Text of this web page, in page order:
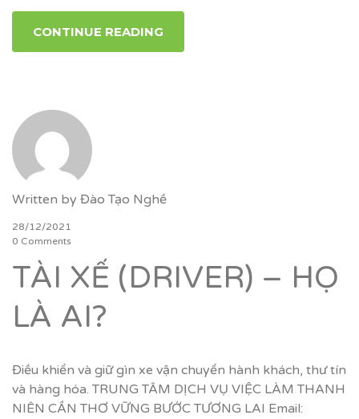
CONTINUE READING
Written by Đào Tạo Nghề
28/12/2021
0 Comments
TÀI XẾ (DRIVER) – HỌ
LÀ AI?
Điều khiển và giữ gìn xe vận chuyển hành khách, thư tín
và hàng hóa. TRUNG TÂM DỊCH VỤ VIỆC LÀM THANH
NIÊN CẦN THƠ VỮNG BƯỚC TƯƠNG LAI Email: